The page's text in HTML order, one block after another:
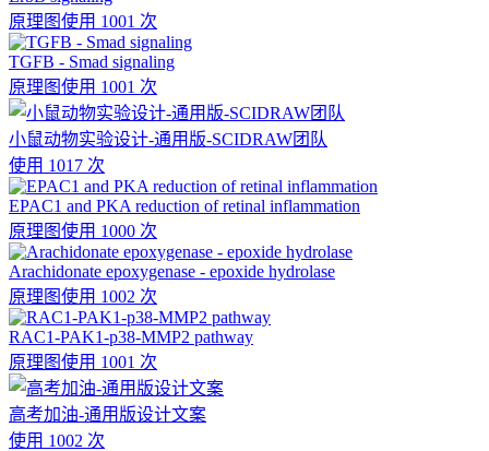
原理图使用 1001 次
TGFB - Smad signaling
原理图使用 1001 次
小鼠动物实验设计-通用版-SCIDRAW团队
使用 1017 次
EPAC1 and PKA reduction of retinal inflammation
原理图使用 1000 次
Arachidonate epoxygenase - epoxide hydrolase
原理图使用 1002 次
RAC1-PAK1-p38-MMP2 pathway
原理图使用 1001 次
高考加油-通用版设计文案
使用 1002 次